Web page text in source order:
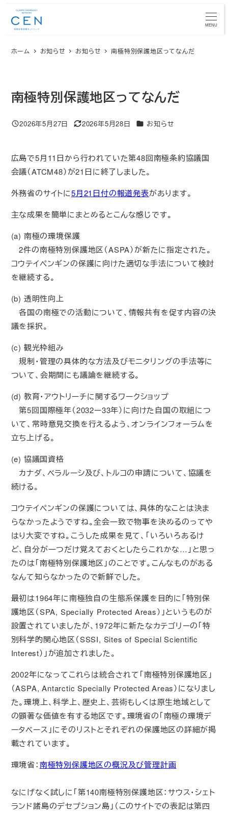
MENU
ホーム お知らせ お知らせ 南極特別保護地区ってなんだ
南極特別保護地区ってなんだ
投稿日
2026年5月27日
更新日
2026年5月28日 カテゴリー
お知らせ
広島で5月11日から行われていた第48回南極条約協議国
会議（ATCM48）が21日に終了しました。
外務省のサイトに5月21日付の報道発表があります。
主な成果を簡単にまとめるとこんな感じです。
(a) 南極の環境保護
2件の南極特別保護地区（ASPA）が新たに指定された。
コウテイペンギンの保護に向けた適切な手法について検討
を継続する。
(b) 透明性向上
各国の南極での活動について、情報共有を促す内容の決
議を採択。
(c) 観光枠組み
規制・管理の具体的な方法及びモニタリングの手法等に
ついて、会期間にも議論を継続する。
(d) 教育・アウトリーチに関するワークショップ
第5回国際極年（2032ー33年）に向けた自国の取組につ
いて、常時意見交換を行えるよう、オンラインフォーラムを
立ち上げる。
(e) 協議国資格
カナダ、ベラルーシ及び、トルコの申請について、協議を
続ける。
コウテイペンギンの保護については、具体的なことは決ま
らなかったようですね。全会一致で物事を決めるのってや
はり大変ですね。こうした成果を見て、「いろいろあるけ
ど、自分が一つだけ覚えておくとしたらこれかな…」と思っ
たのは「南極特別保護地区」のことです。こんなものがある
なんて知らなかったので新鮮でした。
最初は1964年に南極独自の生態系保護を目的に「特別保
護地区（SPA, Specially Protected Areas）」というものが
設置されていましたが、1972年に新たなカテゴリーの「特
別科学的関心地区（SSSI, Sites of Special Scientific
Interest）」が追加されました。
2002年になってこれらは統合されて「南極特別保護地区」
（ASPA, Antarctic Specially Protected Areas）になりまし
た。環境上、科学上、歴史上、芸術もしくは原生地域として
の顕著な価値を有する地区です。環境省の「南極の環境デ
ータベース」にそのリストとそれぞれの保護地区の詳細が掲
載されています。
環境省：南極特別保護地区の概況及び管理計画
なにげなく試しに「第140南極特別保護地区：サウス・シェト
ランド諸島のデセプション島」（このサイトでの表記は第四